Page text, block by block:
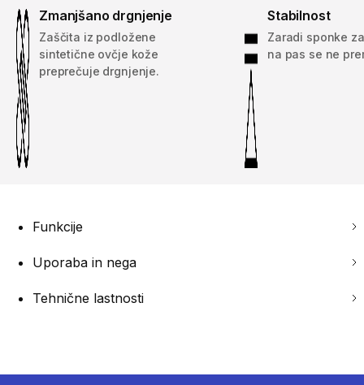
Zmanjšano drgnjenje
Zaščita iz podložene
sintetične ovčje kože
preprečuje drgnjenje.
Stabilnost
Zaradi sponke
na pas se ne
Funkcije
Uporaba in nega
Tehnične lastnosti